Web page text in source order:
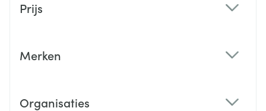
Prijs
Merken
Organisaties